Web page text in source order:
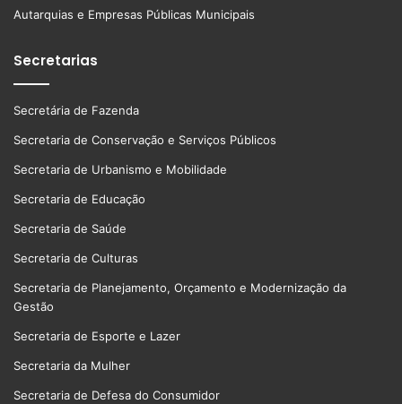
Autarquias e Empresas Públicas Municipais
Secretarias
Secretária de Fazenda
Secretaria de Conservação e Serviços Públicos
Secretaria de Urbanismo e Mobilidade
Secretaria de Educação
Secretaria de Saúde
Secretaria de Culturas
Secretaria de Planejamento, Orçamento e Modernização da
Gestão
Secretaria de Esporte e Lazer
Secretaria da Mulher
Secretaria de Defesa do Consumidor